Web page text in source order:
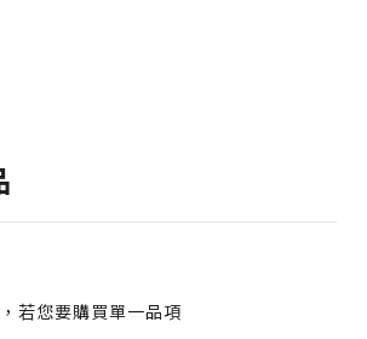
若您要購買單一品項